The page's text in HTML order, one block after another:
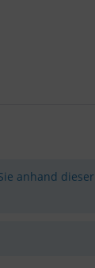
anhand dieser